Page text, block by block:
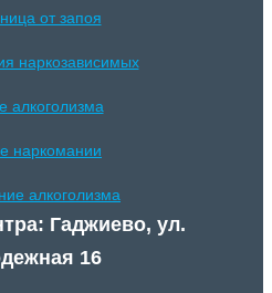
от запоя
наркозависимых
алкоголизма
наркомании
алкоголизма
Гаджиево, ул.
16